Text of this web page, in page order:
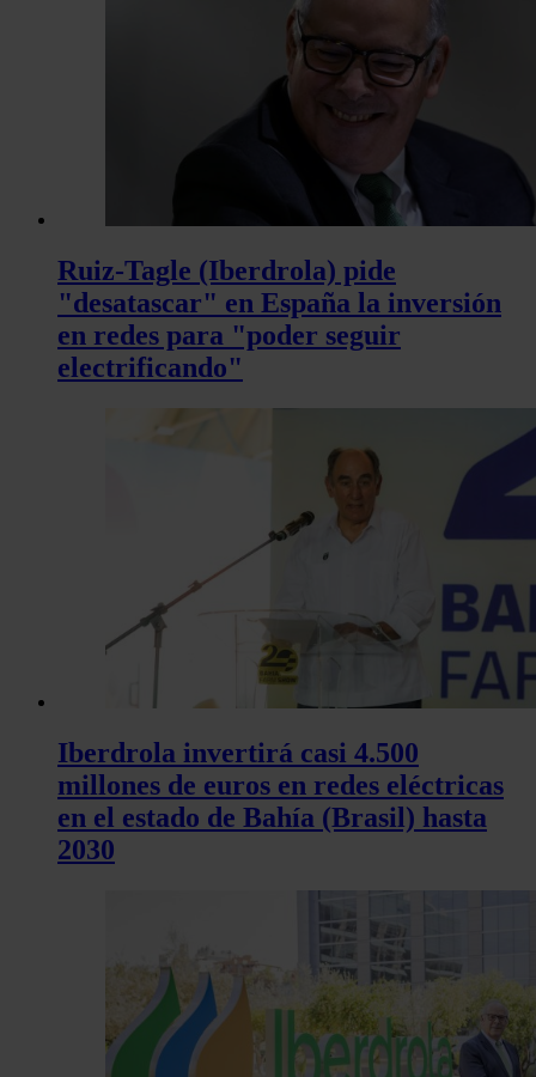
Ruiz-Tagle (Iberdrola) pide
"desatascar" en España la inversión
en redes para "poder seguir
electrificando"
Iberdrola invertirá casi 4.500
millones de euros en redes eléctricas
en el estado de Bahía (Brasil) hasta
2030